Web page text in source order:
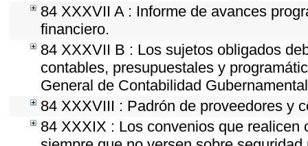
84 XXXVII A : Informe de avances
financiero.
84 XXXVII B : Los sujetos obligados
contables, presupuestales y
General de Contabilidad
84 XXXVIII : Padrón de proveedores y
84 XXXIX : Los convenios que